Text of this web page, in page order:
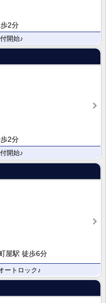
2分
開始♪
2分
開始♪
屋駅 徒歩6分
ートロック♪